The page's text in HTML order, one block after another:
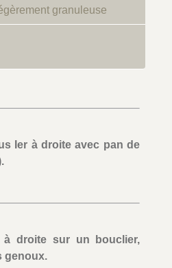
granuleuse
Ier à droite avec pan de
à droite sur un bouclier,
genoux.